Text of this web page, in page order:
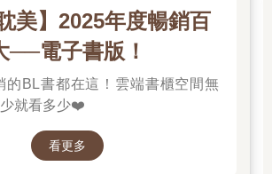
美】2025年度暢銷百
──電子書版！
的BL書都在這！雲端書櫃空間無
就看多少❤️
看更多